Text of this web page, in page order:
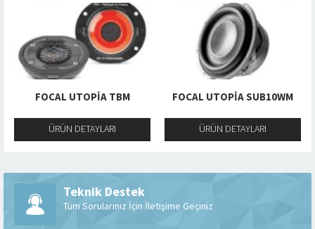
FOCAL UTOPIA TBM
ÜRÜN DETAYLARI
FOCAL UTOPIA SUB10WM
ÜRÜN DETAYLARI
Teknik Destek
Tüm Sorularınız İçin İletişime Geçiniz